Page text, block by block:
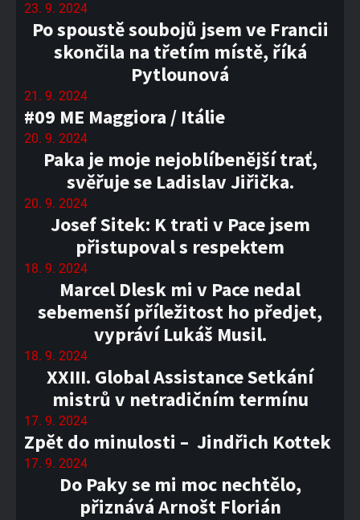
23. 9. 2024
Po spoustě soubojů jsem ve Francii
skončila na třetím místě, říká
Pytlounová
21. 9. 2024
#09 ME Maggiora / Itálie
20. 9. 2024
Paka je moje nejoblíbenější trať,
svěřuje se Ladislav Jiřička.
20. 9. 2024
Josef Sitek: K trati v Pace jsem
přistupoval s respektem
18. 9. 2024
Marcel Dlesk mi v Pace nedal
sebemenší příležitost ho předjet,
vypráví Lukáš Musil.
18. 9. 2024
XXIII. Global Assistance Setkání
mistrů v netradičním termínu
17. 9. 2024
Zpět do minulosti – Jindřich Kottek
17. 9. 2024
Do Paky se mi moc nechtělo,
přiznává Arnošt Florián